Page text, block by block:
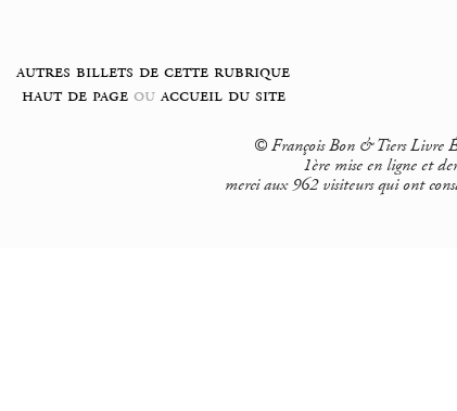
autres billets de cette rubrique
haut de pageouaccueil du site
© François Bon & Tiers Livre
1ère mise en ligne et
merci aux 962 visiteurs qui ont